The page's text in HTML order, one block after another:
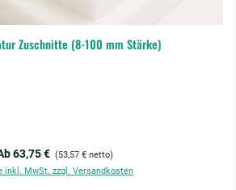
Zuschnitte (8-100 mm Stärke)
Preis:
63,75 € (53,57 € netto)
inkl. MwSt. zzgl. Versandkosten